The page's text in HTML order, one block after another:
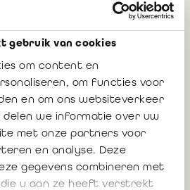
gebruik van cookies
om content en
om functies voor
en om ons websiteverkeer
delen we informatie over uw
met onze partners voor
en analyse. Deze
gegevens combineren met
u aan ze heeft verstrekt
568